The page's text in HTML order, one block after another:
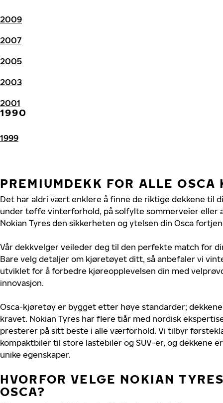
2009
2007
2005
2003
2001
1990
1999
PREMIUMDEKK FOR ALLE
Det har aldri vært enklere å finne de riktige dekkene til
under tøffe vinterforhold, på solfylte sommerveier eller
Nokian Tyres den sikkerheten og ytelsen din Osca
Vår dekkvelger veileder deg til den perfekte match for
Bare velg detaljer om kjøretøyet ditt, så anbefaler vi
utviklet for å forbedre kjøreopplevelsen din med
innovasjon.
Osca-kjøretøy er bygget etter høye standarder;
kravet. Nokian Tyres har flere tiår med nordisk
presterer på sitt beste i alle værforhold. Vi tilbyr
kompaktbiler til store lastebiler og SUV-er, og dekkene
unike egenskaper.
HVORFOR VELGE NOKIAN
OSCA?